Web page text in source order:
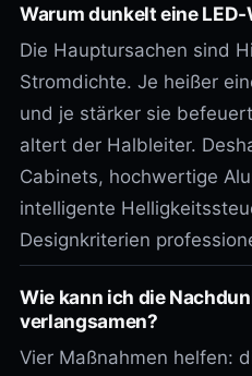
Warum dunkelt eine
Die Hauptursachen sind
Stromdichte. Je heißer
und je stärker sie
altert der Halbleiter.
Cabinets, hochwertige
intelligente
Designkriterien
Wie kann ich die
verlangsamen?
Vier Maßnahmen helfen: